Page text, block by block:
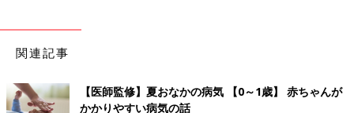
関連記事
【医師監修】夏おなかの病気 【0～1歳】 赤ちゃんが
かかりやすい病気の話